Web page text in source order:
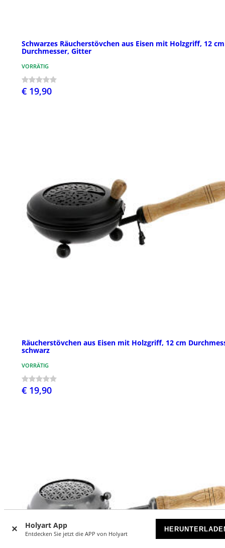
Holyart App
Entdecken Sie jetzt die APP von Holyart
Schwarzes Räucherstövchen aus Eisen mit Holzgriff, 12 cm
Durchmesser, Gitter
VORRÄTIG
€ 19,90
Räucherstövchen aus Eisen mit Holzgriff, 12 cm
schwarz
VORRÄTIG
€ 19,90